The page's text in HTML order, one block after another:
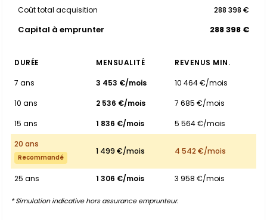
Coût total acquisition 288 398 €
Capital à emprunter 288 398 €
DURÉE MENSUALITÉ
REVENUS MIN.
7 ans
3 453 €/mois
10 464 €/mois
10 ans
2 536 €/mois
7 685 €/mois
15 ans
1 836 €/mois
5 564 €/mois
20 ans
Recommandé
1 499 €/mois 4 542 €/mois
25 ans 1 306 €/mois 3 958 €/mois
* Simulation indicative hors assurance emprunteur.